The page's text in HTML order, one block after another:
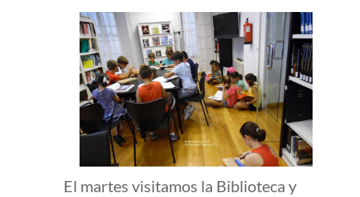
El martes visitamos la Biblioteca y